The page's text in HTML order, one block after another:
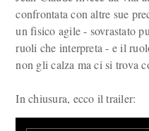
confrontata con altre sue
un fisico agile - sovrastato
ruoli che interpreta - e il
non gli calza ma ci si trova
In chiusura, ecco il trailer: